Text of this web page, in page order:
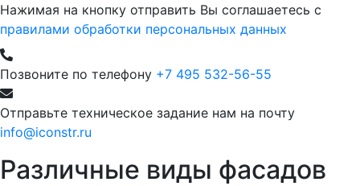
Нажимая на кнопку отправить Вы соглашаетесь с
правилами обработки персональных данных
Позвоните по телефону +7 495 532-56-55
Отправьте техническое задание нам на почту
info@iconstr.ru
Различные виды фасадов